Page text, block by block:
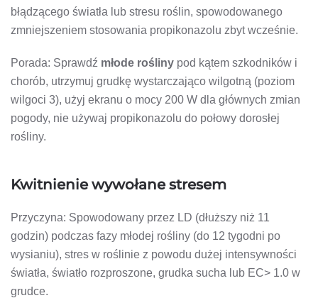
błądzącego światła lub stresu roślin, spowodowanego
zmniejszeniem stosowania propikonazolu zbyt wcześnie.
Porada: Sprawdź młode rośliny pod kątem szkodników i
chorób, utrzymuj grudkę wystarczająco wilgotną (poziom
wilgoci 3), użyj ekranu o mocy 200 W dla głównych zmian
pogody, nie używaj propikonazolu do połowy dorosłej
rośliny.
Kwitnienie wywołane stresem
Przyczyna: Spowodowany przez LD (dłuższy niż 11
godzin) podczas fazy młodej rośliny (do 12 tygodni po
wysianiu), stres w roślinie z powodu dużej intensywności
światła, światło rozproszone, grudka sucha lub EC> 1.0 w
grudce.